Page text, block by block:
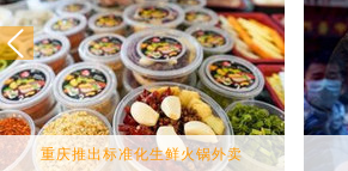
重庆推出标准化生鲜火锅外卖